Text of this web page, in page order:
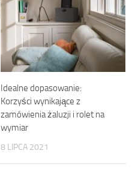
Idealne dopasowanie:
Korzyści wynikające z
zamówienia żaluzji i rolet na
wymiar
8 LIPCA 2021